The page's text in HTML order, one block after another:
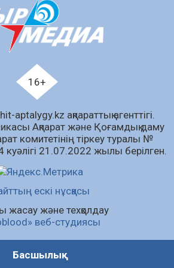
– азаматтық ұстанымды
қадам
ұрпақ – жарқын
мәжіліс өтті
облысы полиция
мыңнан астам көрерменнің
етті
Барлық жаңалық
16+
ақпараттық агенттігі.
Ақпарат және Қоғамдық даму
комитетінің тіркеу туралы №
21.07.2022 жылы берілген.
ескі нұсқасы
жасау және техқолдау
веб-студиясы
Басшылық